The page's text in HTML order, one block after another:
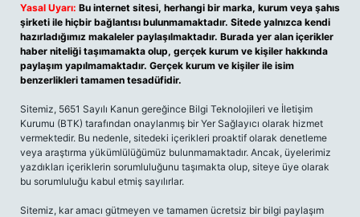
Yasal Uyarı: Bu internet sitesi, herhangi bir marka, kurum veya şahıs
şirketi ile hiçbir bağlantısı bulunmamaktadır. Sitede yalnızca kendi
hazırladığımız makaleler paylaşılmaktadır. Burada yer alan içerikler
haber niteliği taşımamakta olup, gerçek kurum ve kişiler hakkında
paylaşım yapılmamaktadır. Gerçek kurum ve kişiler ile isim
benzerlikleri tamamen tesadüfidir.
Sitemiz, 5651 Sayılı Kanun gereğince Bilgi Teknolojileri ve İletişim
Kurumu (BTK) tarafından onaylanmış bir Yer Sağlayıcı olarak hizmet
vermektedir. Bu nedenle, sitedeki içerikleri proaktif olarak denetleme
veya araştırma yükümlülüğümüz bulunmamaktadır. Ancak, üyelerimiz
yazdıkları içeriklerin sorumluluğunu taşımakta olup, siteye üye olarak
bu sorumluluğu kabul etmiş sayılırlar.
Sitemiz, kar amacı gütmeyen ve tamamen ücretsiz bir bilgi paylaşım